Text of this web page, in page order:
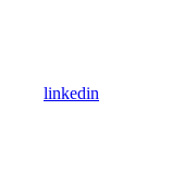
linkedin